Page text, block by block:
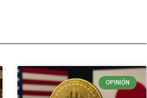
OPINIÓN